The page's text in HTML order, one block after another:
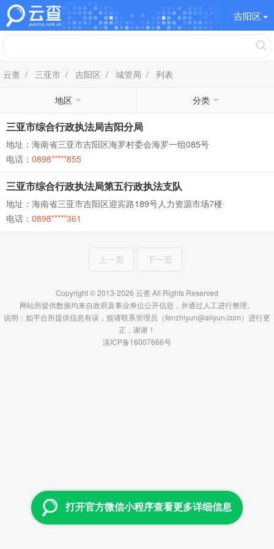
吉阳区
云查 / 三亚市 / 吉阳区 / 城管局 / 列表
地区 分类
三亚市综合行政执法局吉阳分局
地址：海南省三亚市吉阳区海罗村委会海罗一组085号
电话： 0898*****855
三亚市综合行政执法局第五行政执法支队
地址：海南省三亚市吉阳区迎宾路189号人力资源市场7楼
电话： 0898*****361
上一页 下一页
Copyright © 2013-2026 云查 All Rights Reserved
网站所提供数据均来自政府及事业单位公开信息，并通过人工进行整理。
说明：如平台所提供信息有误，烦请联系管理员（fenzhiyun@aliyun.com）进行更
正，谢谢！
滇ICP备16007666号
打开官方微信小程序查看更多详细信息